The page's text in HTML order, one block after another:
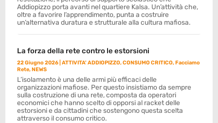
Addiopizzo porta avanti nel quartiere Kalsa. Un’attività che,
oltre a favorire l’apprendimento, punta a costruire
un’alternativa duratura e strutturale alla cultura mafiosa.
La forza della rete contro le estorsioni
22 Giugno 2026 |ATTIVITA' ADDIOPIZZO,CONSUMO CRITICO,Facciamo
Rete,NEWS
L’isolamento è una delle armi più efficaci delle
organizzazioni mafiose. Per questo insistiamo da sempre
sulla costruzione di una rete, composta da operatori
economici che hanno scelto di opporsi al racket delle
estorsioni e da cittadini che sostengono questa scelta
attraverso il consumo critico.